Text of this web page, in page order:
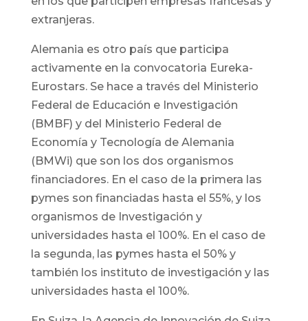
extranjeras.
Alemania es otro país que participa
activamente en la convocatoria Eureka-
Eurostars. Se hace a través del Ministerio
Federal de Educación e Investigación
(BMBF) y del Ministerio Federal de
Economía y Tecnología de Alemania
(BMWi) que son los dos organismos
financiadores. En el caso de la primera las
pymes son financiadas hasta el 55%, y los
organismos de Investigación y
universidades hasta el 100%. En el caso de
la segunda, las pymes hasta el 50% y
también los instituto de investigación y las
universidades hasta el 100%.